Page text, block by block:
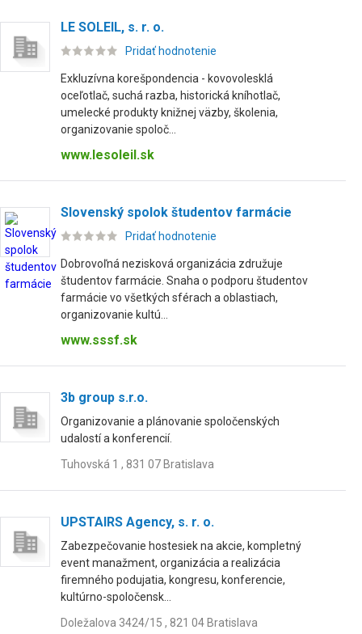
LE SOLEIL, s. r. o.
Pridať hodnotenie
Exkluzívna korešpondencia - kovovolesklá
oceľotlač, suchá razba, historická kníhotlač,
umelecké produkty knižnej väzby, školenia,
organizovanie spoloč...
www.lesoleil.sk
Slovenský spolok študentov farmácie
Pridať hodnotenie
Dobrovoľná nezisková organizácia združuje
študentov farmácie. Snaha o podporu študentov
farmácie vo všetkých sférach a oblastiach,
organizovanie kultú...
www.sssf.sk
3b group s.r.o.
Organizovanie a plánovanie spoločenských
udalostí a konferencií.
Tuhovská 1 , 831 07 Bratislava
UPSTAIRS Agency, s. r. o.
Zabezpečovanie hostesiek na akcie, kompletný
event manažment, organizácia a realizácia
firemného podujatia, kongresu, konferencie,
kultúrno-spoločensk...
Doležalova 3424/15 , 821 04 Bratislava